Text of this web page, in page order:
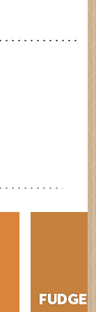
Fudge